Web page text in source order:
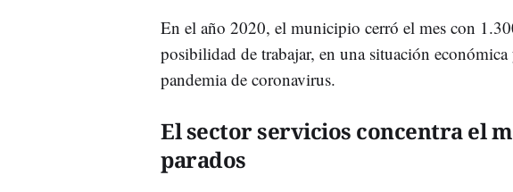
En el año 2020, el municipio cerró el mes con
posibilidad de trabajar, en una situación económica
pandemia de coronavirus.
El sector servicios concentra el
parados